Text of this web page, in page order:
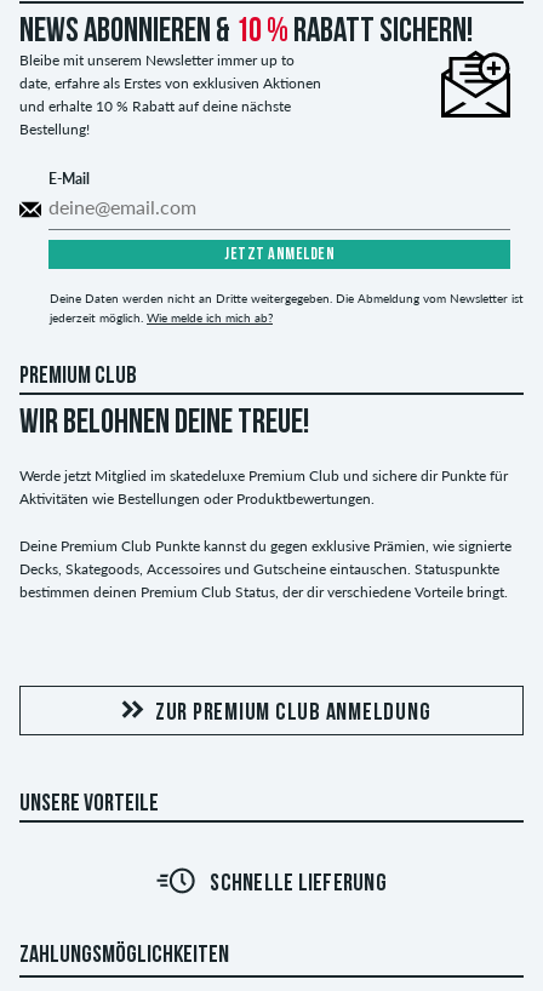
News abonnieren & 10 % Rabatt sichern!
Bleibe mit unserem Newsletter immer up to
date, erfahre als Erstes von exklusiven Aktionen
und erhalte 10 % Rabatt auf deine nächste
Bestellung!
E-Mail
JETZT ANMELDEN
Deine Daten werden nicht an Dritte weitergegeben. Die Abmeldung vom Newsletter ist
jederzeit möglich. Wie melde ich mich ab?
PREMIUM CLUB
WIR BELOHNEN DEINE TREUE!
Werde jetzt Mitglied im skatedeluxe Premium Club und sichere dir Punkte für
Aktivitäten wie Bestellungen oder Produktbewertungen.
Deine Premium Club Punkte kannst du gegen exklusive Prämien, wie signierte
Decks, Skategoods, Accessoires und Gutscheine eintauschen. Statuspunkte
bestimmen deinen Premium Club Status, der dir verschiedene Vorteile bringt.
ZUR PREMIUM CLUB ANMELDUNG
UNSERE VORTEILE
SCHNELLE LIEFERUNG
ZAHLUNGSMÖGLICHKEITEN